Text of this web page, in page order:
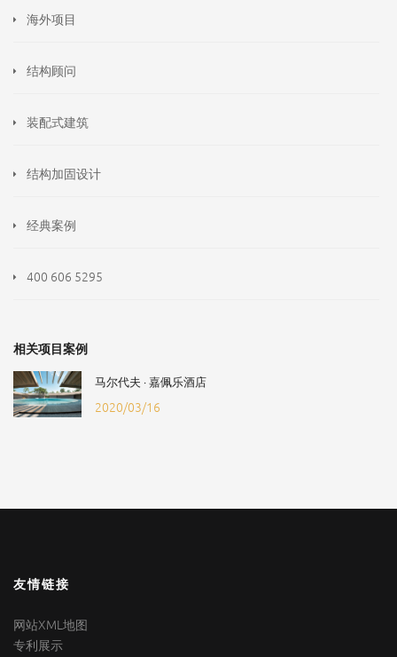
海外项目
结构顾问
装配式建筑
结构加固设计
经典案例
400 606 5295
相关项目案例
马尔代夫 · 嘉佩乐酒店
2020/03/16
友情链接
网站XML地图
专利展示